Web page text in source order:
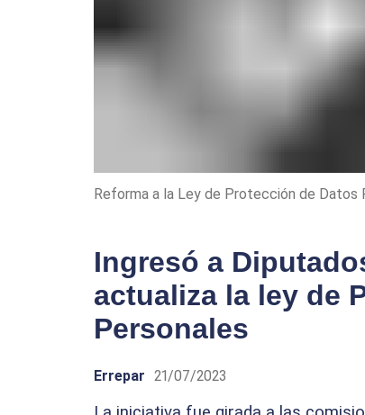
Reforma a la Ley de Protección de Datos
Ingresó a
actualiza la ley de
Personales
Errepar 21/07/2023